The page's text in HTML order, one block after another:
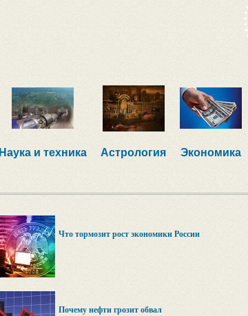
Наука и техника Астрология Экономика
Что тормозит рост экономики России
Почему нефти грозит обвал